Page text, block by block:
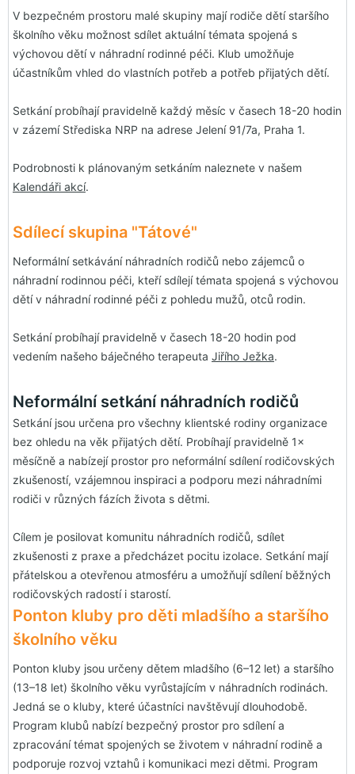
V bezpečném prostoru malé skupiny mají rodiče dětí staršího
školního věku možnost sdílet aktuální témata spojená s
výchovou dětí v náhradní rodinné péči. Klub umožňuje
účastníkům vhled do vlastních potřeb a potřeb přijatých dětí.
Setkání probíhají pravidelně každý měsíc v časech 18-20 hodin
v zázemí Střediska NRP na adrese Jelení 91/7a, Praha 1.
Podrobnosti k plánovaným setkáním naleznete v našem
Kalendáři akcí.
Sdílecí skupina "Tátové"
Neformální setkávání náhradních rodičů nebo zájemců o
náhradní rodinnou péči, kteří sdílejí témata spojená s výchovou
dětí v náhradní rodinné péči z pohledu mužů, otců rodin.
Setkání probíhají pravidelně v časech 18-20 hodin pod
vedením našeho báječného terapeuta Jiřího Ježka.
Neformální setkání náhradních rodičů
Setkání jsou určena pro všechny klientské rodiny organizace
bez ohledu na věk přijatých dětí. Probíhají pravidelně 1×
měsíčně a nabízejí prostor pro neformální sdílení rodičovských
zkušeností, vzájemnou inspiraci a podporu mezi náhradními
rodiči v různých fázích života s dětmi.
Cílem je posilovat komunitu náhradních rodičů, sdílet
zkušenosti z praxe a předcházet pocitu izolace. Setkání mají
přátelskou a otevřenou atmosféru a umožňují sdílení běžných
rodičovských radostí i starostí.
Ponton kluby pro děti mladšího a staršího
školního věku
Ponton kluby jsou určeny dětem mladšího (6–12 let) a staršího
(13–18 let) školního věku vyrůstajícím v náhradních rodinách.
Jedná se o kluby, které účastníci navštěvují dlouhodobě.
Program klubů nabízí bezpečný prostor pro sdílení a
zpracování témat spojených se životem v náhradní rodině a
podporuje rozvoj vztahů i komunikaci mezi dětmi. Program